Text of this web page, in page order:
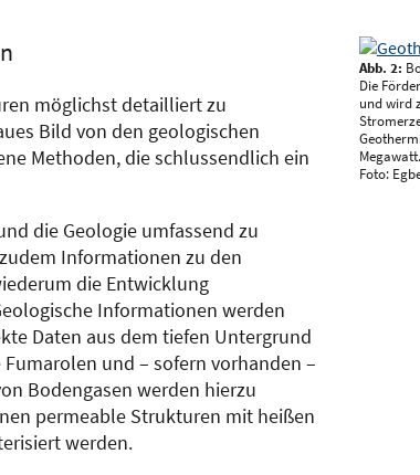
möglichst detailliert zu
Bild von den geologischen
Methoden, die schlussendlich ein
die Geologie umfassend zu
Informationen zu den
die Entwicklung
Informationen werden
Daten aus dem tiefen Untergrund
und – sofern vorhanden –
Bodengasen werden hierzu
permeable Strukturen mit heißen
werden.
Abb. 2:
Die
und wird
Megawatt.
Foto: